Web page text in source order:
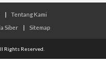
|
Tentang Kami
Siber | Sitemap
Rights Reserved.